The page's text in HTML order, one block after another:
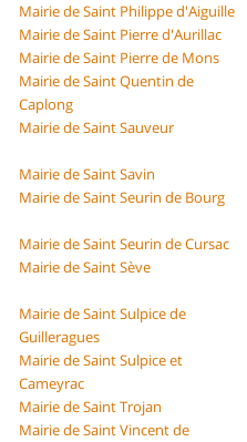
Mairie de Saint Philippe d'Aiguille
Mairie de Saint Pierre d'Aurillac
Mairie de Saint Pierre de Mons
Mairie de Saint Quentin de
Caplong
Mairie de Saint Sauveur
Mairie de Saint Savin
Mairie de Saint Seurin de Bourg
Mairie de Saint Seurin de Cursac
Mairie de Saint Sève
Mairie de Saint Sulpice de
Guilleragues
Mairie de Saint Sulpice et
Cameyrac
Mairie de Saint Trojan
Mairie de Saint Vincent de